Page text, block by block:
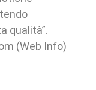
(Web Info)